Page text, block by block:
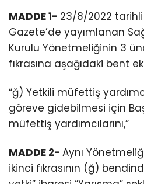
MADDE 1- 23/8/2022 tarihli
Gazete’de yayımlanan
Kurulu Yönetmeliğinin 3
fıkrasına aşağıdaki bent
“ğ) Yetkili müfettiş
göreve gidebilmesi için
müfettiş yardımcılarını,”
MADDE 2- Aynı
ikinci fıkrasının (ğ)